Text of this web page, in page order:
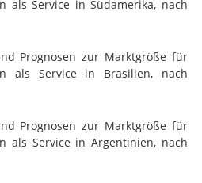
als Service in Südamerika, nach
Prognosen zur Marktgröße für
als Service in Brasilien, nach
Prognosen zur Marktgröße für
als Service in Argentinien, nach